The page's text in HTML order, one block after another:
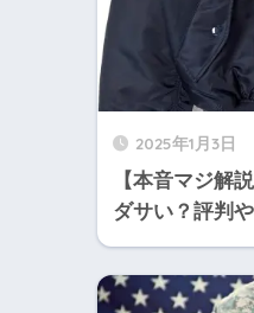
2025年1月3日
【本音マジ解
ダサい？評判